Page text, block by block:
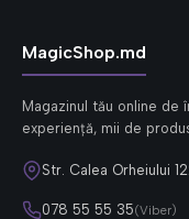
MagicShop.md
Magazinul tău online de
experiență, mii de
Str. Calea Orheiului
078 55 55 35(Viber)